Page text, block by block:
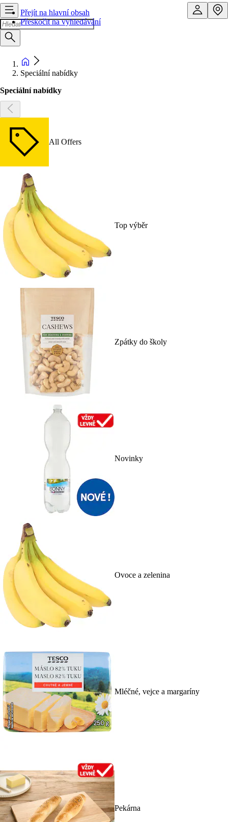
Přejít na hlavní obsah
Přeskočit na vyhledávání
Speciální nabídky
Speciální nabídky
All Offers
Top výběr
Zpátky do školy
Novinky
Ovoce a zelenina
Mléčné, vejce a margaríny
Pekárna